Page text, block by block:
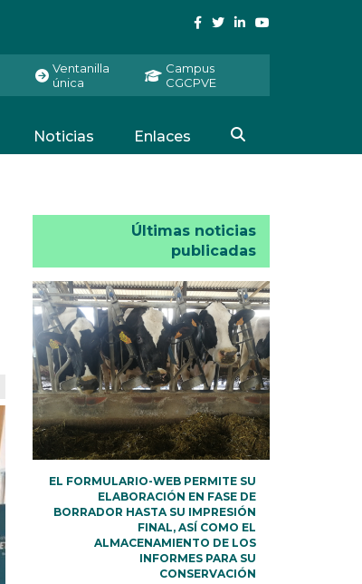
Ventanilla
única
Campus
CGCPVE
Noticias Enlaces
Últimas noticias
publicadas
EL FORMULARIO-WEB PERMITE SU
ELABORACIÓN EN FASE DE
BORRADOR HASTA SU IMPRESIÓN
FINAL, ASÍ COMO EL
ALMACENAMIENTO DE LOS
INFORMES PARA SU
CONSERVACIÓN